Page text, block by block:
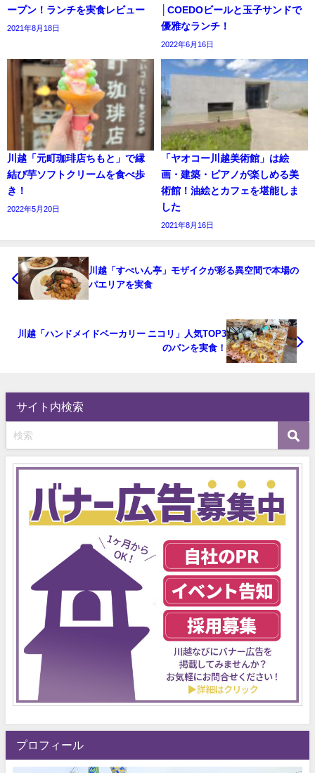
ープン！ランチを実食レビュー
2021年8月18日
│COEDOビールと玉子サンドで
優雅なランチ！
2022年6月16日
川越「元町珈琲店ちもと」で縁
結び芋ソフトクリームを食べ歩
き！
2022年5月20日
「ヤオコー川越美術館」は絵
画・建築・ピアノが楽しめる美
術館！油絵とカフェを堪能しま
した
2021年8月16日
川越「すぺいん亭」モザイクが彩る異空間で本場の
パエリアを実食
川越「ハンドメイドベーカリー ニコリ」人気TOP3
のパンを実食！
サイト内検索
プロフィール